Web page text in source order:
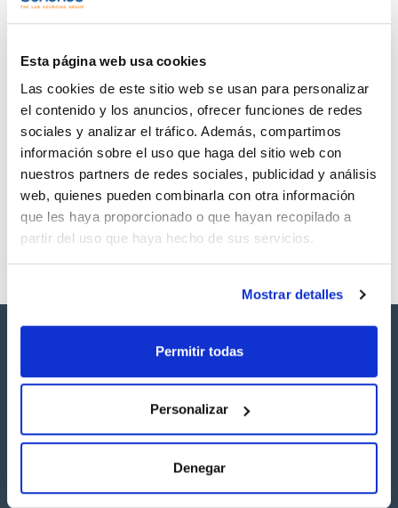
Esta página web usa cookies
Las cookies de este sitio web se usan para personalizar
el contenido y los anuncios, ofrecer funciones de redes
sociales y analizar el tráfico. Además, compartimos
información sobre el uso que haga del sitio web con
nuestros partners de redes sociales, publicidad y análisis
web, quienes pueden combinarla con otra información
que les haya proporcionado o que hayan recopilado a
partir del uso que haya hecho de sus servicios.
Mostrar detalles
Permitir todas
Personalizar
Denegar
Regístrate para
Regístrate para
descargas
productos marca Scharlau habitualmente en stock,
listos para una entrega inmediata.